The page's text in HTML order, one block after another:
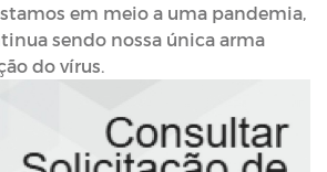
em meio a uma pandemia,
sendo nossa única arma
do vírus.